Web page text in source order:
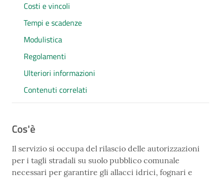
Costi e vincoli
Tempi e scadenze
Modulistica
Regolamenti
Ulteriori informazioni
Contenuti correlati
Cos'è
Il servizio si occupa del rilascio delle autorizzazioni
per i tagli stradali su suolo pubblico comunale
necessari per garantire gli allacci idrici, fognari e